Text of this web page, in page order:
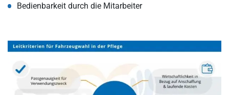
Bedienbarkeit durch die Mitarbeiter